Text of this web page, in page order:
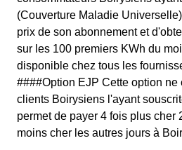
(Couverture Maladie
prix de son abonnement et
sur les 100 premiers KWh du
disponible chez tous les
####Option EJP Cette option ne
clients Boirysiens l'ayant
permet de payer 4 fois plus cher
moins cher les autres jours à